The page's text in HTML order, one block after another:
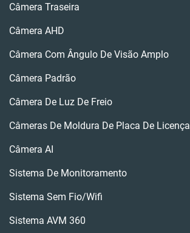
Câmera Traseira
Câmera AHD
Câmera Com Ângulo De Visão Amplo
Câmera Padrão
Câmera De Luz De Freio
Câmeras De Moldura De Placa De Licença
Câmera AI
Sistema De Monitoramento
Sistema Sem Fio/wifi
Sistema AVM 360